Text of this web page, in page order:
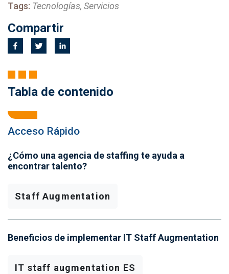
Tags: Tecnologías, Servicios
Compartir
Tabla de contenido
Acceso Rápido
¿Cómo una agencia de staffing te ayuda a
encontrar talento?
Staff Augmentation
Beneficios de implementar IT Staff Augmentation
IT staff augmentation ES